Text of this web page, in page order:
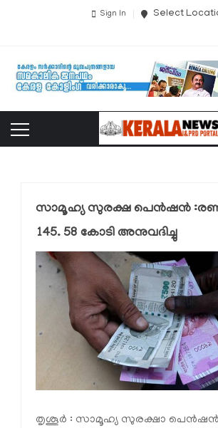
Sign In Select
സാമൂഹ്യ സുരക്ഷ പെന്‍ഷന്‍
145. 58 കോടി അനുവദിച്ചു
തൃശൂര്‍ : സാമൂഹ്യ സുരക്ഷാ പെന്‍ഷന്‍